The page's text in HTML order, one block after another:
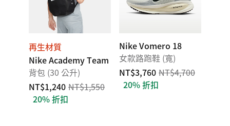
再生材質
Nike Academy Team
背包 (30 公升)
NT$1,240 NT$1,550
20% 折扣
Nike Vomero 18
女款路跑鞋 (寬)
NT$3,760 NT$4,700
20% 折扣